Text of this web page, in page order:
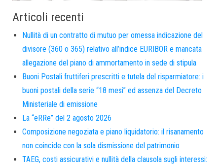
Articoli recenti
Nullità di un contratto di mutuo per omessa indicazione del
divisore (360 o 365) relativo all’indice EURIBOR e mancata
allegazione del piano di ammortamento in sede di stipula
Buoni Postali fruttiferi prescritti e tutela del risparmiatore: i
buoni postali della serie “18 mesi” ed assenza del Decreto
Ministeriale di emissione
La “eRRe” del 2 agosto 2026
Composizione negoziata e piano liquidatorio: il risanamento
non coincide con la sola dismissione del patrimonio
TAEG, costi assicurativi e nullità della clausola sugli interessi: